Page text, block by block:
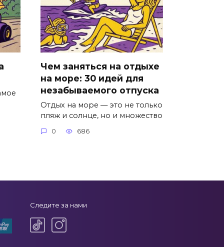
Чем заняться на отдыхе
на море: 30 идей для
незабываемого отпуска
Отдых на море — это не только
пляж и солнце, но и множество
0 686
Следите за нами